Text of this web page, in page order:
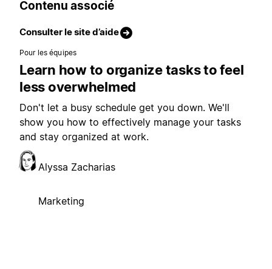
Contenu associé
Consulter le site d’aide
Pour les équipes
Learn how to organize tasks to feel
less overwhelmed
Don't let a busy schedule get you down. We'll
show you how to effectively manage your tasks
and stay organized at work.
Alyssa Zacharias
Marketing